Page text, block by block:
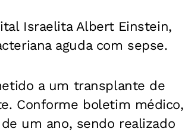
Israelita Albert Einstein,
aguda com sepse.
a um transplante de
Conforme boletim médico,
um ano, sendo realizado